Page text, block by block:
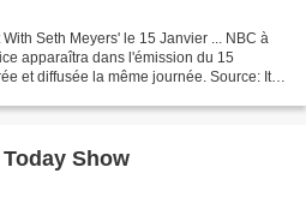
Seth Meyers' le 15 Janvier ... NBC à
apparaîtra dans l'émission du 15
et diffusée la même journée. Source: It's
Show